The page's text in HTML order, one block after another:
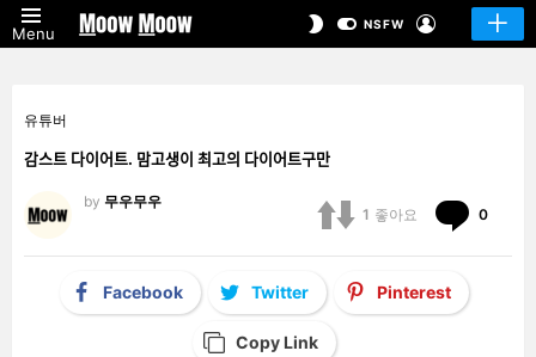
Menu
SWITCHNSFW
유튜버
감스트 다이어트. 맘고생이 최고의 다이어트구만
by 무우무우
1 좋아요 0
Facebook Twitter Pinterest
Copy Link